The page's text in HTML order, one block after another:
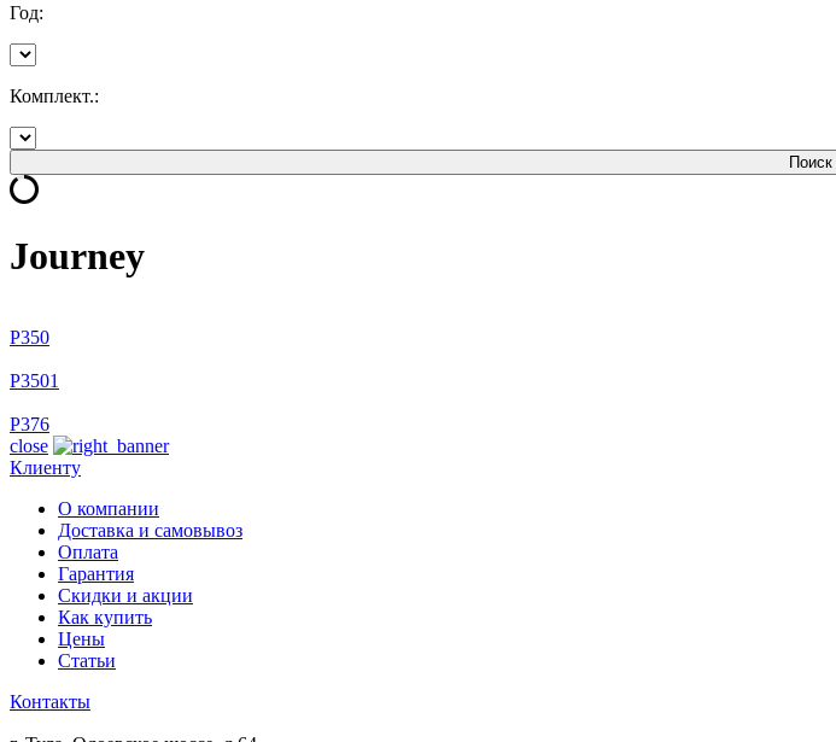
Год:
Комплект.:
Journey
P350
P3501
P376
close
Клиенту
О компании
Доставка и самовывоз
Оплата
Гарантия
Скидки и акции
Как купить
Цены
Статьи
Контакты